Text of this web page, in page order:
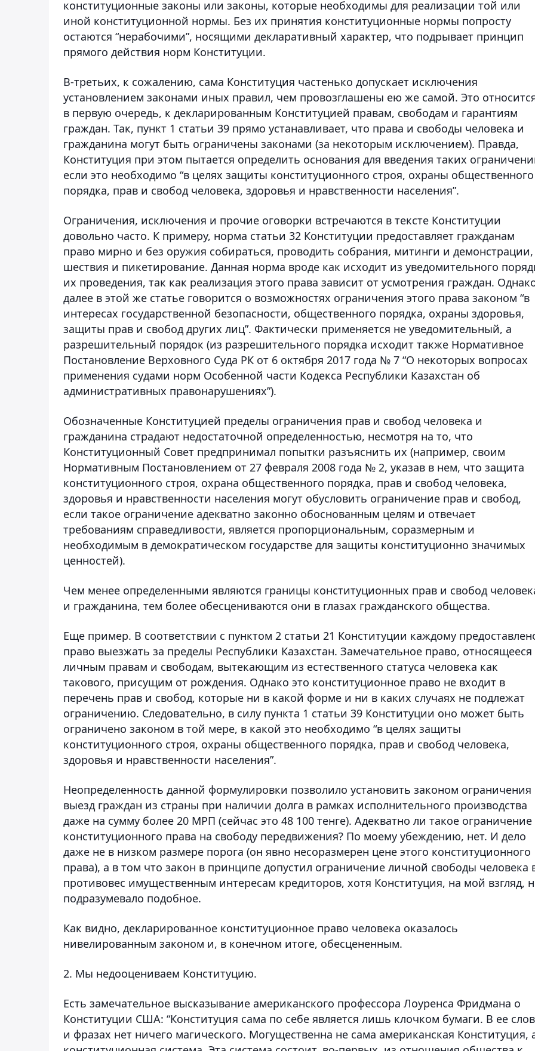
конституционные законы или законы, которые необходимы для реализации той или
иной конституционной нормы. Без их принятия конституционные нормы попросту
остаются “нерабочими”, носящими декларативный характер, что подрывает принцип
прямого действия норм Конституции.
В-третьих, к сожалению, сама Конституция частенько допускает исключения
установлением законами иных правил, чем провозглашены ею же самой. Это
в первую очередь, к декларированным Конституцией правам, свободам и гарантиям
граждан. Так, пункт 1 статьи 39 прямо устанавливает, что права и свободы человека и
гражданина могут быть ограничены законами (за некоторым исключением). Правда,
Конституция при этом пытается определить основания для введения таких
если это необходимо “в целях защиты конституционного строя, охраны общественного
порядка, прав и свобод человека, здоровья и нравственности населения”.
Ограничения, исключения и прочие оговорки встречаются в тексте Конституции
довольно часто. К примеру, норма статьи 32 Конституции предоставляет гражданам
право мирно и без оружия собираться, проводить собрания, митинги и демонстрации,
шествия и пикетирование. Данная норма вроде как исходит из уведомительного
их проведения, так как реализация этого права зависит от усмотрения граждан.
далее в этой же статье говорится о возможностях ограничения этого права законом “в
интересах государственной безопасности, общественного порядка, охраны здоровья,
защиты прав и свобод других лиц”. Фактически применяется не уведомительный, а
разрешительный порядок (из разрешительного порядка исходит также Нормативное
Постановление Верховного Суда РК от 6 октября 2017 года № 7 “О некоторых вопросах
применения судами норм Особенной части Кодекса Республики Казахстан об
административных правонарушениях”).
Обозначенные Конституцией пределы ограничения прав и свобод человека и
гражданина страдают недостаточной определенностью, несмотря на то, что
Конституционный Совет предпринимал попытки разъяснить их (например, своим
Нормативным Постановлением от 27 февраля 2008 года № 2, указав в нем, что защита
конституционного строя, охрана общественного порядка, прав и свобод человека,
здоровья и нравственности населения могут обусловить ограничение прав и свобод,
если такое ограничение адекватно законно обоснованным целям и отвечает
требованиям справедливости, является пропорциональным, соразмерным и
необходимым в демократическом государстве для защиты конституционно значимых
ценностей).
Чем менее определенными являются границы конституционных прав и свобод
и гражданина, тем более обесцениваются они в глазах гражданского общества.
Еще пример. В соответствии с пунктом 2 статьи 21 Конституции каждому
право выезжать за пределы Республики Казахстан. Замечательное право, относящееся
личным правам и свободам, вытекающим из естественного статуса человека как
такового, присущим от рождения. Однако это конституционное право не входит в
перечень прав и свобод, которые ни в какой форме и ни в каких случаях не подлежат
ограничению. Следовательно, в силу пункта 1 статьи 39 Конституции оно может быть
ограничено законом в той мере, в какой это необходимо “в целях защиты
конституционного строя, охраны общественного порядка, прав и свобод человека,
здоровья и нравственности населения”.
Неопределенность данной формулировки позволило установить законом ограничения
выезд граждан из страны при наличии долга в рамках исполнительного производства
даже на сумму более 20 МРП (сейчас это 48 100 тенге). Адекватно ли такое ограничение
конституционного права на свободу передвижения? По моему убеждению, нет. И дело
даже не в низком размере порога (он явно несоразмерен цене этого конституционного
права), а в том что закон в принципе допустил ограничение личной свободы человека
противовес имущественным интересам кредиторов, хотя Конституция, на мой взгляд,
подразумевало подобное.
Как видно, декларированное конституционное право человека оказалось
нивелированным законом и, в конечном итоге, обесцененным.
2. Мы недооцениваем Конституцию.
Есть замечательное высказывание американского профессора Лоуренса Фридмана о
Конституции США: “Конституция сама по себе является лишь клочком бумаги. В ее
и фразах нет ничего магического. Могущественна не сама американская Конституция,